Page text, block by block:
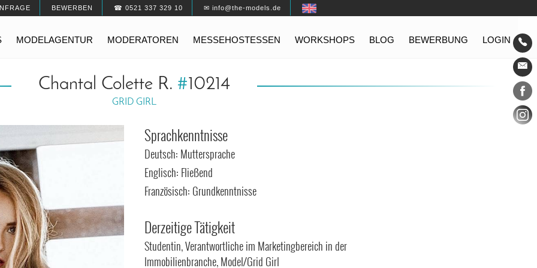
BEWERBEN ☎ 0521 337 329 10 ✉ info@the-models.de
MODELAGENTUR MODERATOREN MESSEHOSTESSEN WORKSHOPS BLOG BEWERBUNG LOGIN
Chantal Colette R. #10214
GRID GIRL
Sprachkenntnisse
Deutsch: Muttersprache
Englisch: Fließend
Französisch: Grundkenntnisse
Derzeitige Tätigkeit
Studentin, Verantwortliche im Marketingbereich in der
Immobilienbranche, Model/Grid Girl